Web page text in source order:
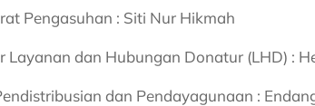
Pengasuhan : Siti Nur Hikmah
Layanan dan Hubungan Donatur (LHD) :
dan Pendayagunaan :